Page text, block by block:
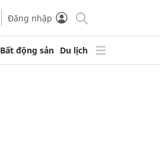
Đăng nhập
Bất động sản Du lịch